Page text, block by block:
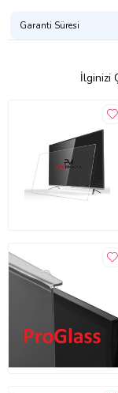
Garanti Süresi
İlginizi